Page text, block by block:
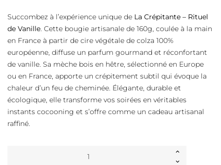
Succombez à l’expérience unique de La Crépitante – Rituel
de Vanille. Cette bougie artisanale de 160g, coulée à la main
en France à partir de cire végétale de colza 100%
européenne, diffuse un parfum gourmand et réconfortant
de vanille. Sa mèche bois en hêtre, sélectionné en Europe
ou en France, apporte un crépitement subtil qui évoque la
chaleur d’un feu de cheminée. Élégante, durable et
écologique, elle transforme vos soirées en véritables
instants cocooning et s’offre comme un cadeau artisanal
raffiné.